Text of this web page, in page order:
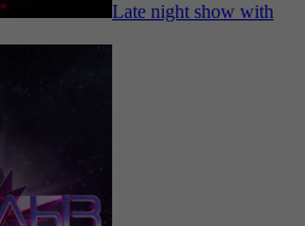
Late night show with